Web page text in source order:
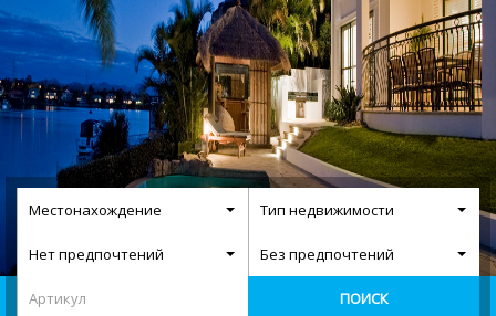
Местонахождение Тип недвижимости
Нет предпочтений Без предпочтений
ПОИСК